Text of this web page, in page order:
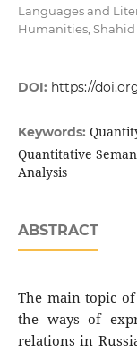
Languages and
Humanities, Shahid
DOI: https://
Keywords:
Quantitative
Analysis
ABSTRACT
The main topic
the ways of
relations in